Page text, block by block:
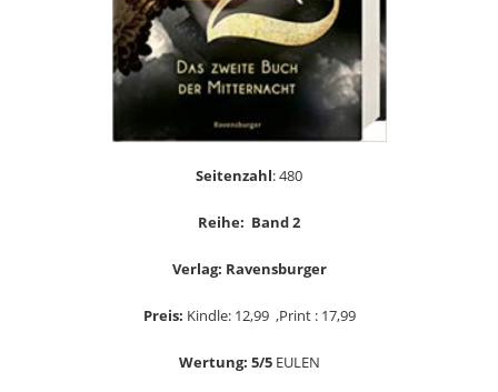
Seitenzahl: 480
Reihe: Band 2
Verlag: Ravensburger
Preis: Kindle: 12,99 ,Print : 17,99
Wertung: 5/5EULEN